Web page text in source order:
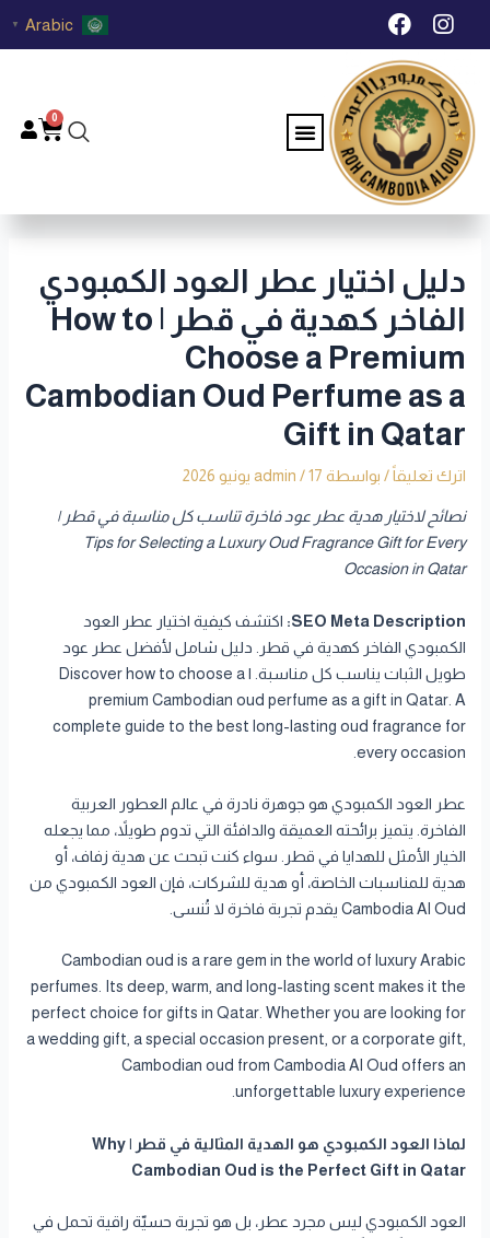
تخطي I
n
s
t
a
g
r
a
m
F
a
c
e
b
o
o
k
Arabic
▼
Menu
0
دليل اختيار عطر العود الكمبودي
الفاخر كهدية في قطر | How to
Choose a Premium
Cambodian Oud Perfume as a
Gift in Qatar
اترك تعليقاً / بواسطة admin /17 يونيو 2026
نصائح لاختيار هدية عطر عود فاخرة تناسب كل مناسبة في قطر |
Tips for Selecting a Luxury Oud Fragrance Gift for Every
Occasion in Qatar
SEO Meta Description: اكتشف كيفية اختيار عطر العود
الكمبودي الفاخر كهدية في قطر. دليل شامل لأفضل عطر عود
طويل الثبات يناسب كل مناسبة. | Discover how to choose a
premium Cambodian oud perfume as a gift in Qatar. A
complete guide to the best long-lasting oud fragrance for
every occasion.
عطر العود الكمبودي هو جوهرة نادرة في عالم العطور العربية
الفاخرة. يتميز برائحته العميقة والدافئة التي تدوم طويلاً، مما يجعله
الخيار الأمثل للهدايا في قطر. سواء كنت تبحث عن هدية زفاف، أو
هدية للمناسبات الخاصة، أو هدية للشركات، فإن العود الكمبودي من
Cambodia Al Oud يقدم تجربة فاخرة لا تُنسى.
Cambodian oud is a rare gem in the world of luxury Arabic
perfumes. Its deep, warm, and long-lasting scent makes it the
perfect choice for gifts in Qatar. Whether you are looking for
a wedding gift, a special occasion present, or a corporate gift,
Cambodian oud from Cambodia Al Oud offers an
unforgettable luxury experience.
لماذا العود الكمبودي هو الهدية المثالية في قطر | Why
Cambodian Oud is the Perfect Gift in Qatar
العود الكمبودي ليس مجرد عطر، بل هو تجربة حسيّة راقية تحمل في
Post
navigation